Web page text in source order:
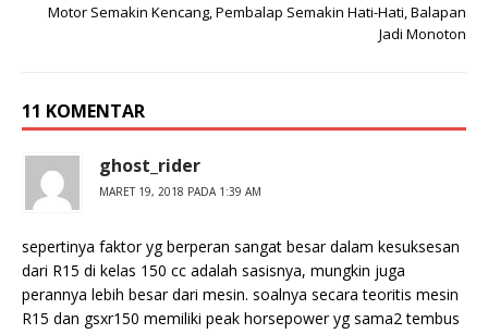
Motor Semakin Kencang, Pembalap Semakin Hati-Hati, Balapan
Jadi Monoton
11 KOMENTAR
ghost_rider
MARET 19, 2018 PADA 1:39 AM
sepertinya faktor yg berperan sangat besar dalam kesuksesan
dari R15 di kelas 150 cc adalah sasisnya, mungkin juga
perannya lebih besar dari mesin. soalnya secara teoritis mesin
R15 dan gsxr150 memiliki peak horsepower yg sama2 tembus